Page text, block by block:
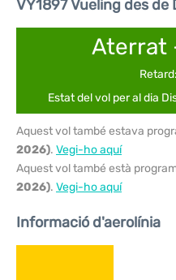
VY1897 Vueling des de
Aterrat
Estat del vol per al dia
Aquest vol també estava
2026). Vegi-ho aquí
Aquest vol també està
2026). Vegi-ho aquí
Informació d'aerolínia